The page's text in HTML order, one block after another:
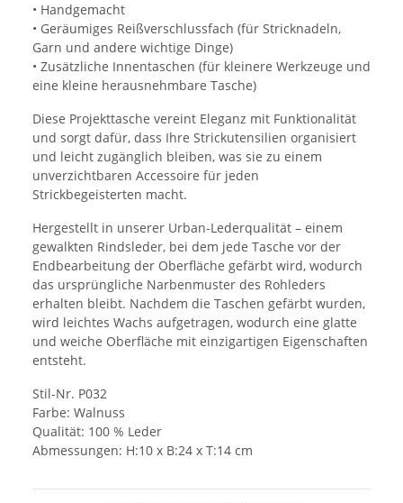
• Handgemacht
• Geräumiges Reißverschlussfach (für Stricknadeln,
Garn und andere wichtige Dinge)
• Zusätzliche Innentaschen (für kleinere Werkzeuge und
eine kleine herausnehmbare Tasche)
Diese Projekttasche vereint Eleganz mit Funktionalität
und sorgt dafür, dass Ihre Strickutensilien organisiert
und leicht zugänglich bleiben, was sie zu einem
unverzichtbaren Accessoire für jeden
Strickbegeisterten macht.
Hergestellt in unserer Urban-Lederqualität – einem
gewalkten Rindsleder, bei dem jede Tasche vor der
Endbearbeitung der Oberfläche gefärbt wird, wodurch
das ursprüngliche Narbenmuster des Rohleders
erhalten bleibt. Nachdem die Taschen gefärbt wurden,
wird leichtes Wachs aufgetragen, wodurch eine glatte
und weiche Oberfläche mit einzigartigen Eigenschaften
entsteht.
Stil-Nr. P032
Farbe: Walnuss
Qualität: 100 % Leder
Abmessungen: H:10 x B:24 x T:14 cm